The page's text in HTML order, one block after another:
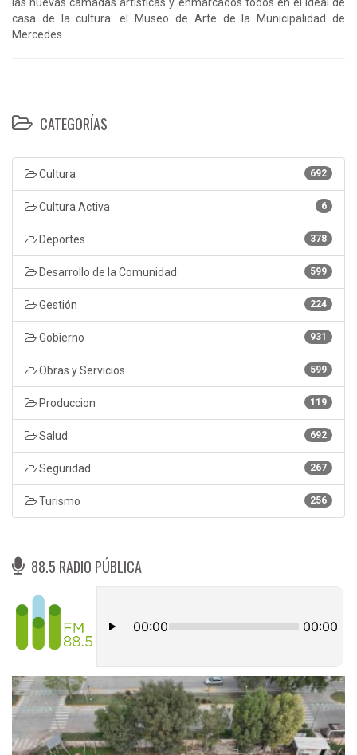
casa de la cultura: el Museo de Arte de la Municipalidad de
Mercedes.
CATEGORÍAS
692
Cultura
6
Cultura Activa
378
Deportes
599
Desarrollo de la Comunidad
224
Gestión
931
Gobierno
599
Obras y Servicios
119
Produccion
692
Salud
267
Seguridad
256
Turismo
88.5 RADIO PÚBLICA